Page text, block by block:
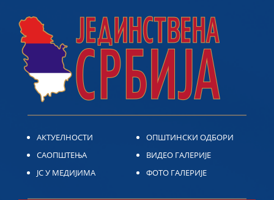
АКТУЕЛНОСТИ
САОПШТЕЊА
ЈС У МЕДИЈИМА
ОПШТИНСКИ ОДБОРИ
ВИДЕО ГАЛЕРИЈЕ
ФОТО ГАЛЕРИЈЕ